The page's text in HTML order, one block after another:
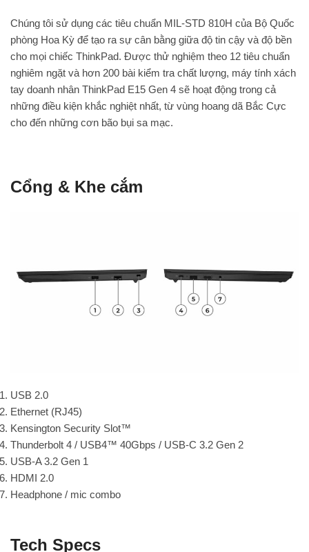
Chúng tôi sử dụng các tiêu chuẩn MIL-STD 810H của Bộ Quốc
phòng Hoa Kỳ để tạo ra sự cân bằng giữa độ tin cậy và độ bền
cho mọi chiếc ThinkPad. Được thử nghiệm theo 12 tiêu chuẩn
nghiêm ngặt và hơn 200 bài kiểm tra chất lượng, máy tính xách
tay doanh nhân ThinkPad E15 Gen 4 sẽ hoạt động trong cả
những điều kiện khắc nghiệt nhất, từ vùng hoang dã Bắc Cực
cho đến những cơn bão bụi sa mạc.
Cổng & Khe cắm
USB 2.0
Ethernet (RJ45)
Kensington Security Slot™
Thunderbolt 4 / USB4™ 40Gbps / USB-C 3.2 Gen 2
USB-A 3.2 Gen 1
HDMI 2.0
Headphone / mic combo
Tech Specs